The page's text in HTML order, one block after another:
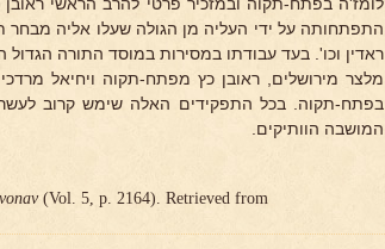
התפתחותה על ידי העליה מן הגולה שעלו אליה מבחר
ראדין וכו'. בעד עבודתו במסירות במוסד התורה
מלצר מירושלים, ראובן כץ מפתח-תקוה ויחיאל
בפתח-תקוה. בכל התפקידים האלה שימש קרוב
המושבה הוותיקים.
(Vol. 5, p. 2164). Retrieved from